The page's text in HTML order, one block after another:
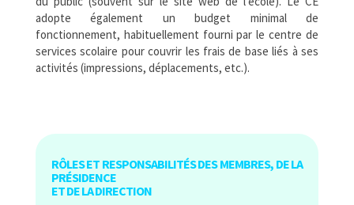
adopte également un budget minimal de
fonctionnement, habituellement fourni par le centre de
services scolaire pour couvrir les frais de base liés à ses
activités (impressions, déplacements, etc.).
RÔLES ET RESPONSABILITÉS DES MEMBRES, DE LA
PRÉSIDENCE
ET DE LA DIRECTION